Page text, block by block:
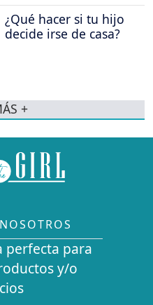
¿Qué hacer si tu hijo
decide irse de casa?
+
perfecta para
y/o